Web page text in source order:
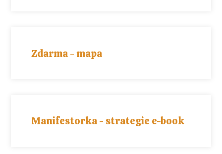
Zdarma - mapa
Manifestorka - strategie e-book